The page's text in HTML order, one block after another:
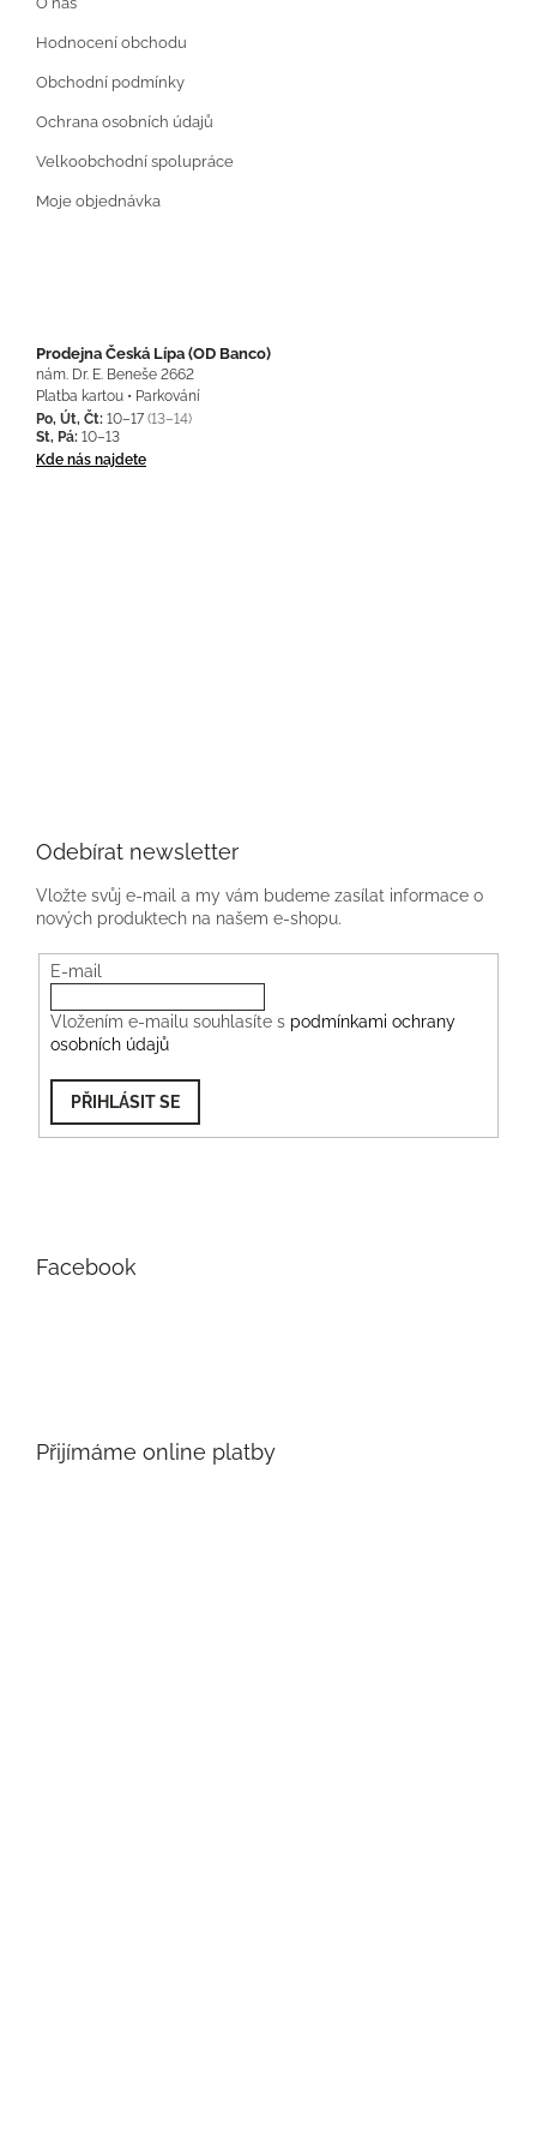
Hodnocení obchodu
Obchodní podmínky
Ochrana osobních údajů
Velkoobchodní spolupráce
Moje objednávka
Prodejna Česká Lípa (OD Banco)
nám. Dr. E. Beneše 2662
Platba kartou • Parkování
Po, Út, Čt: 10–17 (13–14)
St, Pá: 10–13
Kde nás najdete
Odebírat newsletter
Vložte svůj e-mail a my vám budeme zasílat informace o
nových produktech na našem e-shopu.
E-mail
Vložením e-mailu souhlasíte s podmínkami ochrany
osobních údajů
PŘIHLÁSIT SE
Facebook
Přijímáme online platby